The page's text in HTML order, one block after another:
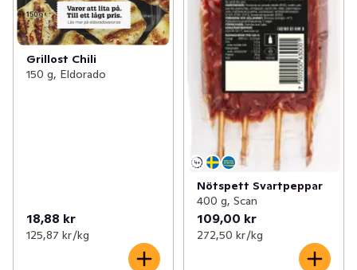
Grillost Chili
150 g, Eldorado
18,88 kr
125,87 kr /kg
Nötspett Svartpeppar
400 g, Scan
109,00 kr
272,50 kr /kg